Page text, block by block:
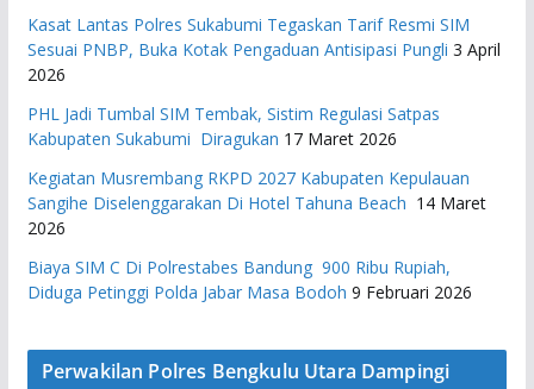
Kasat Lantas Polres Sukabumi Tegaskan Tarif Resmi SIM
Sesuai PNBP, Buka Kotak Pengaduan Antisipasi Pungli 3 April
2026
PHL Jadi Tumbal SIM Tembak, Sistim Regulasi Satpas
Kabupaten Sukabumi Diragukan 17 Maret 2026
Kegiatan Musrembang RKPD 2027 ​Kabupaten Kepulauan
Sangihe Diselenggarakan Di Hotel Tahuna Beach 14 Maret
2026
Biaya SIM C Di Polrestabes Bandung 900 Ribu Rupiah,
Diduga Petinggi Polda Jabar Masa Bodoh 9 Februari 2026
Perwakilan Polres Bengkulu Utara Dampingi